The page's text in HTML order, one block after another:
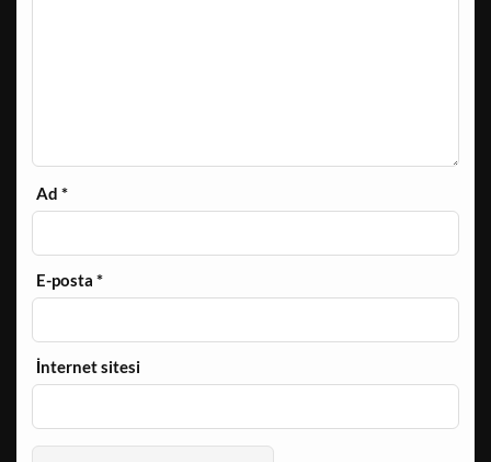
Ad*
E-posta*
İnternet sitesi